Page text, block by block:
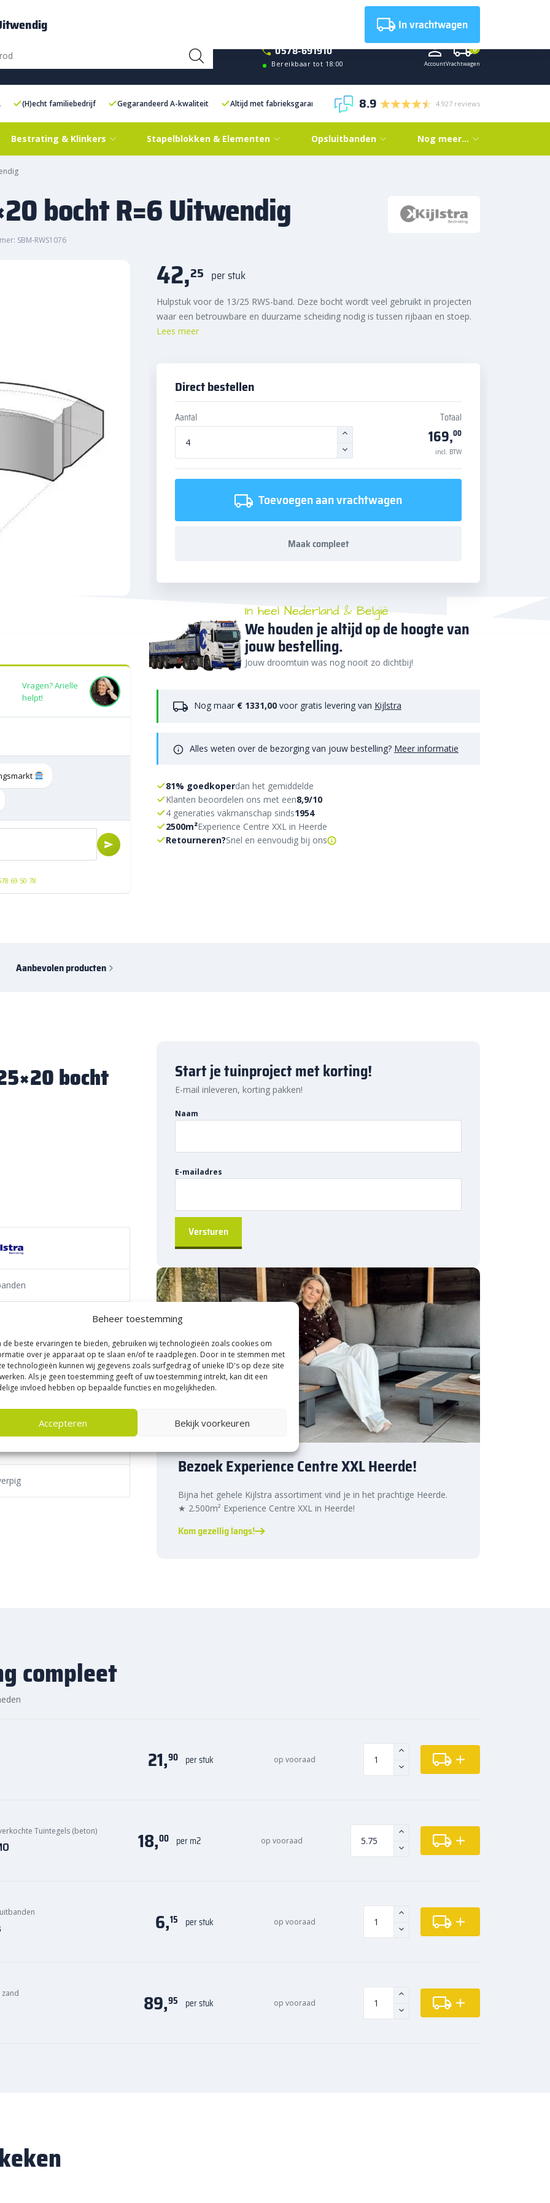
Beheer toestemming
de beste ervaringen te bieden, gebruiken wij technologieën zoals cookies om
over je apparaat op te slaan en/of te raadplegen. Door in te stemmen met
technologieën kunnen wij gegevens zoals surfgedrag of unieke ID's op deze site
Als je geen toestemming geeft of uw toestemming intrekt, kan dit een
invloed hebben op bepaalde functies en mogelijkheden.
Accepteren Bekijk voorkeuren
0578-691910
Bereikbaar tot 18:00 AccountVrachtwagen
0
(H)echt familiebedrijf Gegarandeerd A-kwaliteit Altijd met fabrieksgarantie 8.9 4.927 reviews
Bestrating & Klinkers Stapelblokken & Elementen Opsluitbanden Nog meer…
bocht R=6 Uitwendig
SBM-RWS1076
Vragen? Arielle
helpt!
69 50 78
42,25 per stuk
Hulpstuk voor de 13/25 RWS-band. Deze bocht wordt veel gebruikt in projecten
waar een betrouwbare en duurzame scheiding nodig is tussen rijbaan en stoep.
Lees meer
Direct bestellen
Aantal Totaal
169,00
incl. BTW
Toevoegen aan vrachtwagen
Maak compleet
In heel Nederland & België
We houden je altijd op de hoogte van
jouw bestelling.
Jouw droomtuin was nog nooit zo dichtbij!
Nog maar € 1331,00 voor gratis levering van Kijlstra
Alles weten over de bezorging van jouw bestelling? Meer informatie
81% goedkoperdan het gemiddelde
Klanten beoordelen ons met een8,9/10
4 generaties vakmanschap sinds1954
2500m²Experience Centre XXL in Heerde
Retourneren?Snel en eenvoudig bij ons
Aanbevolen producten
bocht
langs drukke wegen. Deze
genoemd, zijn ontworpen
waardoor een veilige
grond.
B.V.
rijbanen van aangrenzende
verkeersgeleidingen
. De rechte banden
biedt een functionele en
wegontwerpen.
je de uitstraling kunt
de
Kijlstra RWS-band
bij
levering, zodat jouw
contact met ons op, we helpen
tinten
Start je tuinproject met korting!
E-mail inleveren, korting pakken!
Naam
E-mailadres
Bezoek Experience Centre XXL Heerde!
Bijna het gehele Kijlstra assortiment vind je in het prachtige Heerde.
★ 2.500m² Experience Centre XXL in Heerde!
Kom gezellig langs!
compleet
21,90 per stuk op vooraad
Tuintegels (beton) 18,00 per m2 op vooraad
6,15 per stuk op vooraad
89,95 per stuk op vooraad
In vrachtwagen